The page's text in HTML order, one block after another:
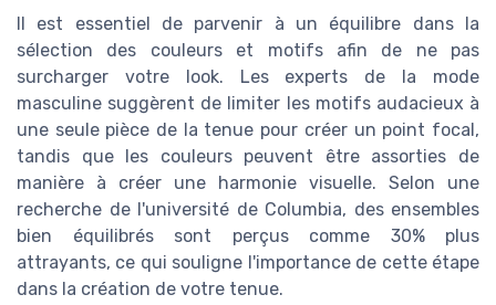
Il est essentiel de parvenir à un équilibre dans la
sélection des couleurs et motifs afin de ne pas
surcharger votre look. Les experts de la mode
masculine suggèrent de limiter les motifs audacieux à
une seule pièce de la tenue pour créer un point focal,
tandis que les couleurs peuvent être assorties de
manière à créer une harmonie visuelle. Selon une
recherche de l'université de Columbia, des ensembles
bien équilibrés sont perçus comme 30% plus
attrayants, ce qui souligne l'importance de cette étape
dans la création de votre tenue.